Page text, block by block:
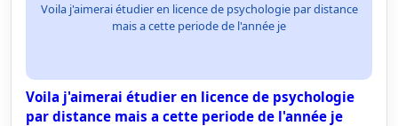
Voila j'aimerai étudier en licence de psychologie par distance
mais a cette periode de l'année je
Voila j'aimerai étudier en licence de psychologie
par distance mais a cette periode de l'année je